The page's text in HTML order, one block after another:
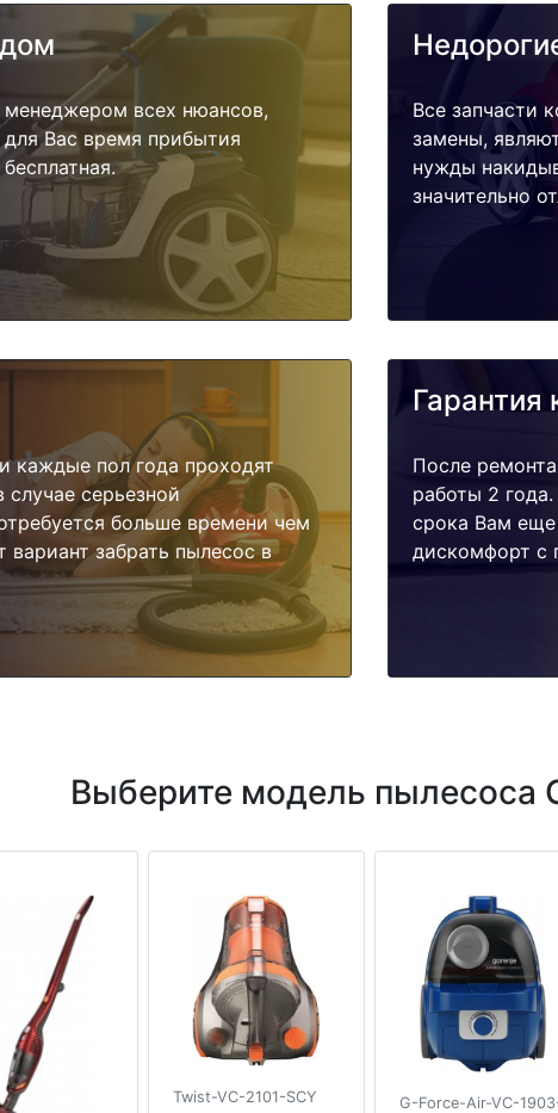
всех нюансов,
для Вас время прибытия
Все запчасти
замены,
нужды
значительно
каждые пол года проходят
серьезной
больше времени чем
забрать пылесос в
Гарантия
После
работы 2
срока Вам еще
дискомфорт с
Выберите модель пылесоса
Twist-VC-2101-SCY
G-Force-Air-VC-